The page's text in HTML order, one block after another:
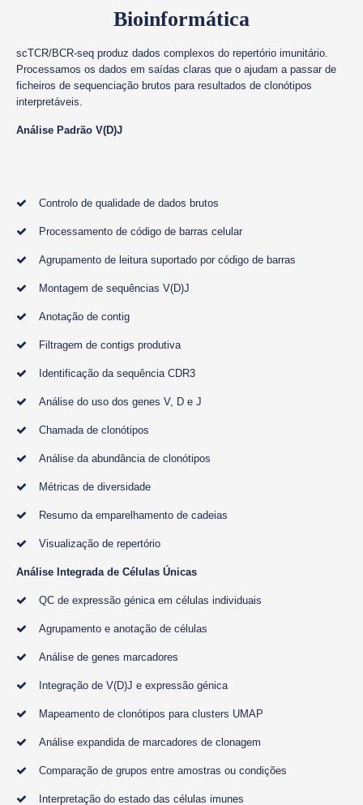
Bioinformática
scTCR/BCR-seq produz dados complexos do repertório imunitário.
Processamos os dados em saídas claras que o ajudam a passar de
ficheiros de sequenciação brutos para resultados de clonótipos
interpretáveis.
Análise Padrão V(D)J
Controlo de qualidade de dados brutos
Processamento de código de barras celular
Agrupamento de leitura suportado por código de barras
Montagem de sequências V(D)J
Anotação de contig
Filtragem de contigs produtiva
Identificação da sequência CDR3
Análise do uso dos genes V, D e J
Chamada de clonótipos
Análise da abundância de clonótipos
Métricas de diversidade
Resumo da emparelhamento de cadeias
Visualização de repertório
Análise Integrada de Células Únicas
QC de expressão génica em células individuais
Agrupamento e anotação de células
Análise de genes marcadores
Integração de V(D)J e expressão génica
Mapeamento de clonótipos para clusters UMAP
Análise expandida de marcadores de clonagem
Comparação de grupos entre amostras ou condições
Interpretação do estado das células imunes